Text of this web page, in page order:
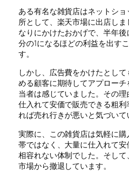
ある有名な雑貨店はネットシ
所として、楽天市場に出店し
なりにかけたおかげで、半年後
分の1になるほどの利益を出す
す。
しかし、広告費をかけたとし
める顧客に期待してアプロー
当者は感じていました。その
仕入れて安価で販売できる粗
れば売れ行きが悪いと気づいて
実際に、この雑貨店は気軽に
帯ではなく、大量に仕入れて
相容れない体制でした。そし
市場から撤退しています。